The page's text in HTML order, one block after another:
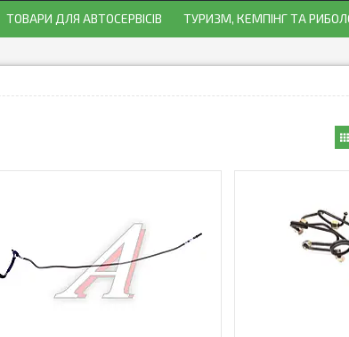
ТОВАРИ ДЛЯ АВТОСЕРВІСІВ ТУРИЗМ, КЕМПІНГ ТА